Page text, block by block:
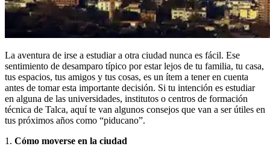
La aventura de irse a estudiar a otra ciudad nunca es fácil. Ese
sentimiento de desamparo típico por estar lejos de tu familia, tu casa,
tus espacios, tus amigos y tus cosas, es un ítem a tener en cuenta
antes de tomar esta importante decisión. Si tu intención es estudiar
en alguna de las universidades, institutos o centros de formación
técnica de Talca, aquí te van algunos consejos que van a ser útiles en
tus próximos años como “piducano”.
1. Cómo moverse en la ciudad